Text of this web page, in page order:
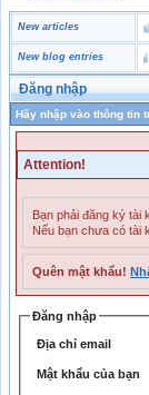
New articles
biệt” của Microsoft
New blog entries
hiệu giày bảo hộ tại
Đăng nhập
Hãy nhập vào thông tin
Attention!
Bạn phải đăng ký tài
Nếu bạn chưa có tài
Quên mật khẩu!
Đăng nhập
Địa chỉ email
Mật khẩu của bạn